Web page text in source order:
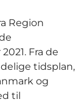
Region
Fra de
tidsplan,
og
til